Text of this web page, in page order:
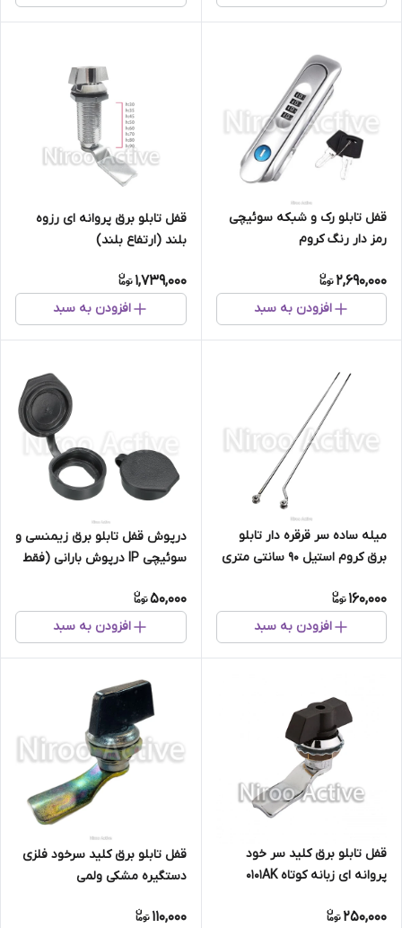
قفل تابلو رک و شبکه سوئیچی
رمز دار رنگ کروم
2,690,000
افزودن به سبد
قفل تابلو برق پروانه ای رزوه
بلند (ارتفاع بلند)
1,739,000
افزودن به سبد
میله ساده سر قرقره دار تابلو
برق کروم استیل ۹۰ سانتی متری
160,000
افزودن به سبد
درپوش قفل تابلو برق زیمنسی و
سوئیچی IP درپوش بارانی (فقط
50,000
افزودن به سبد
قفل تابلو برق کلید سر خود
پروانه ای زبانه کوتاه ۰۱۰۱AK
250,000
قفل تابلو برق کلید سرخود فلزی
دستگیره مشکی ولمی
110,000